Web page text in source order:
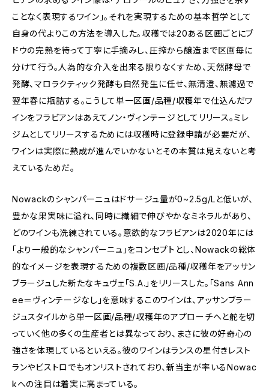
ことなく表現するワイン」。それを実現するための基本哲学として
自身の代よりこの方法を導入した。収穫では20ある区画ごとにブ
ドウの完熟を待って丁寧に手摘みし、圧搾から醸造まで区画毎に
分けて行う。人為的な介入を出来る限りなくすため、天然酵母で
発酵、マロラクティック発酵も自然発生に任せ、無清澄、無濾過で
翌年春に瓶詰する。こうして単一区画/品種/収穫年で仕込んだワ
インをフラビアンはあえてノン・ヴィンテージとしてリリース。ミレ
ジムとしてリリースするためには収穫時に登録申請が必要だが、
ワインは実際に熟成が進んでいかないとその本質は見えないと考
えているためだ。
Nowackのシャンパーニュはドサージュ量が0~2.5g/Lと低いが、
豊かな果実味に溢れ、同時に繊細で伸びやかなミネラルがあり、
どのワインも洗練されている。意欲的なフラビアンは2020年には
「より一般的なシャンパーニュ」をコンセプトとし、Nowackの総体
的なイメージを表現するための複数区画/品種/収穫年をアッサン
ブラージュした新たなキュヴェ「S.A.」をリリースした。「Sans Ann
ee＝ヴィンテージなし」を意味するこのワインは、アッサンブラー
ジュスタイルから単一区画/品種/収穫年のアプローチへと舵を切
っていく他の多くの生産者とは異なっており、まさに彼の好奇心の
強さを体現しているといえる。彼のワインはランスの星付きレスト
ランやビストロでもオンリストされており、新当主が率いるNowac
kへの注目は着実に高まっている。